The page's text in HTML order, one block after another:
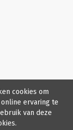
cookies om
ervaring te
van deze